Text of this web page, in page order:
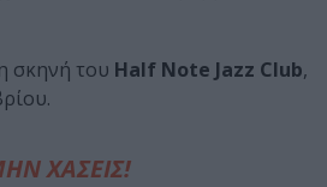
σκηνή του Half Note Jazz Club,
ΧΑΣΕΙΣ!